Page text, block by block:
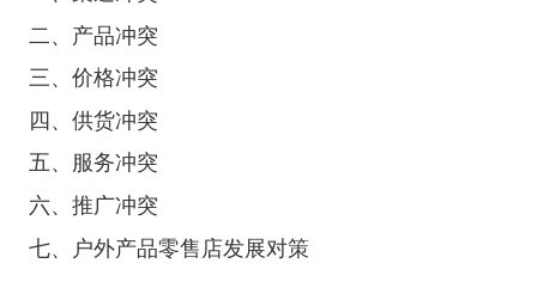
二、产品冲突
三、价格冲突
四、供货冲突
五、服务冲突
六、推广冲突
七、户外产品零售店发展对策